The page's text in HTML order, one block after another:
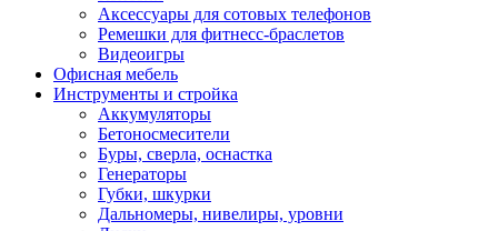
Аксессуары для сотовых телефонов
Ремешки для фитнесс-браслетов
Видеоигры
Офисная мебель
Инструменты и стройка
Аккумуляторы
Бетоносмесители
Буры, сверла, оснастка
Генераторы
Губки, шкурки
Дальномеры, нивелиры, уровни